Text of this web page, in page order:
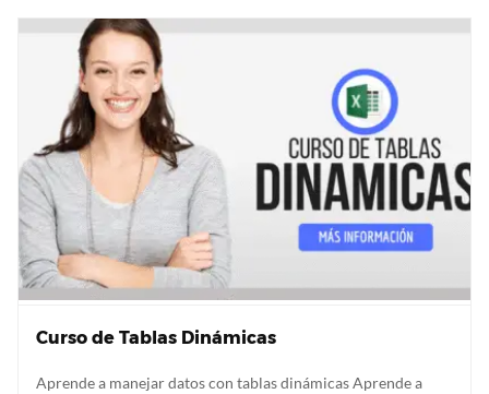
Curso de Tablas Dinámicas
Aprende a manejar datos con tablas dinámicas Aprende a